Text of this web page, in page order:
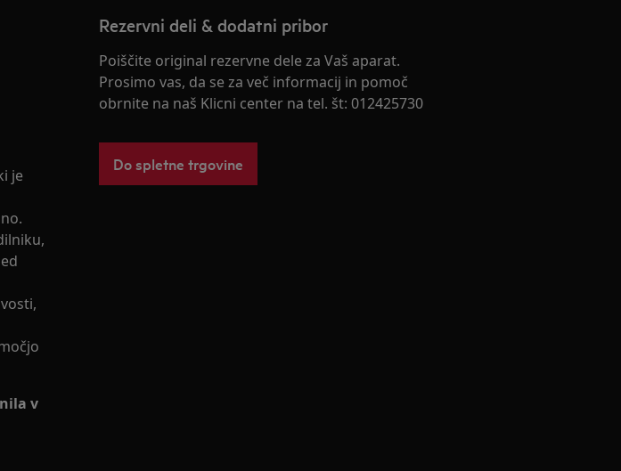
je
v
Rezervni deli & dodatni pribor
Poiščite original rezervne dele za Vaš aparat.
Prosimo vas, da se za več informacij in pomoč
obrnite na naš Klicni center na tel. št: 012425730
Do spletne trgovine